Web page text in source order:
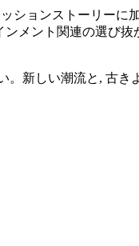
ションストーリーに
メント関連の選び
。新しい潮流と, 古き